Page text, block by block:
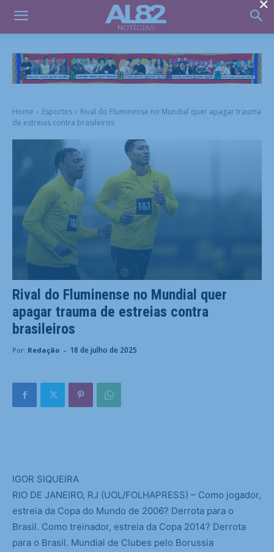
Home Esportes
Rival do Fluminense no Mundial quer apagar trauma
de estreias contra brasileiros
Rival do Fluminense no Mundial quer
apagar trauma de estreias contra
brasileiros
Por: Redação - 18 de julho de 2025
IGOR SIQUEIRA
RIO DE JANEIRO, RJ (UOL/FOLHAPRESS) – Como jogador,
estreia da Copa do Mundo de 2006? Derrota para o
Brasil. Como treinador, estreia da Copa 2014? Derrota
para o Brasil. Mundial de Clubes pelo Borussia